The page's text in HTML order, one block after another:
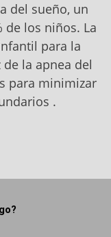
del sueño, un
de los niños. La
para la
la apnea del
para minimizar
.